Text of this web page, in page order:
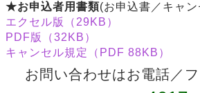
★お申込者用書類(お申込書／キャ
エクセル版（29KB）
PDF版（32KB）
キャンセル規定（PDF 88KB）
お問い合わせはお電話／